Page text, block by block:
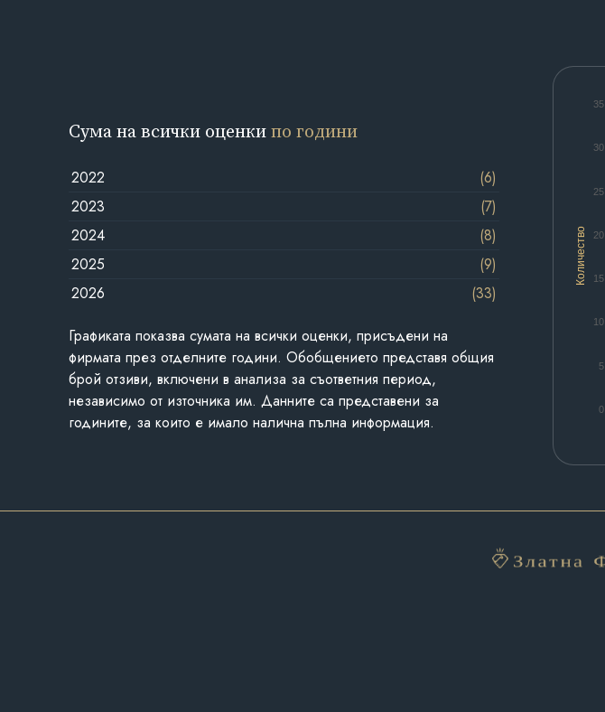
Количество
0
5
10
15
20
25
30
35
Сума на всички оценкипо години
2022
(6)
2023
(7)
2024
(8)
2025
(9)
2026
(33)
Графиката показва сумата на всички оценки, присъдени на
фирмата през отделните години. Обобщението представя общия
брой отзиви, включени в анализа за съответния период,
независимо от източника им. Данните са представени за
годините, за които е имало налична пълна информация.